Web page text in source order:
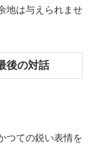
地は与えられませ
後の対話
つての鋭い表情を